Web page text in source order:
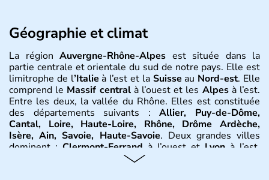
Géographie et climat
La région Auvergne-Rhône-Alpes est située dans la
partie centrale et orientale du sud de notre pays. Elle est
limitrophe de l’Italie à l’est et la Suisse au Nord-est. Elle
comprend le Massif centralà l’ouest et les Alpesà l’est.
Entre les deux, la vallée du Rhône. Elles est constituée
des départements suivants :Allier, Puy-de-Dôme,
Cantal, Loire, Haute-Loire, Rhône, Drôme Ardèche,
Isère, Ain, Savoie, Haute-Savoie. Deux grandes villes
dominent : Clermont-Ferrand à l’ouest et Lyon à l’est.
D’autres villes ont une réelle importance dans la région